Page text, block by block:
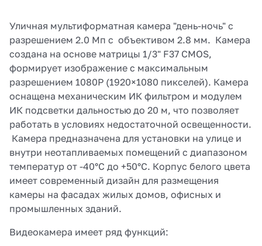
размера архива видеозаписи.
Функции улучшения
изображения при встречной
4 приватные зоны позволяют
при необходимости скрыть от
наблюдения отдельные области
Камера имеет OSD меню для
настройки её параметров при
помощи технологии UTC -
пользователь может менять
настройки видеокамеры при
помощи
видеорегистратора. Выбор
стандарта видео AHD / TVI / CVI
/ CVBS в камере при помощи
специальных
Видеокамера на разном
Уличная мультиформатная камера "день-ночь" с
разрешением 2.0 Мп с объективом 2.8 мм. Камера
создана на основе матрицы 1/3" F37 CMOS,
формирует изображение с максимальным
разрешением 1080P (1920×1080 пикселей). Камера
оснащена механическим ИК фильтром и модулем
ИК подсветки дальностью до 20 м, что позволяет
работать в условиях недостаточной освещенности.
Камера предназначена для установки на улице и
внутри неотапливаемых помещений с диапазоном
температур от -40°С до +50°С. Корпус белого цвета
имеет современный дизайн для размещения
камеры на фасадах жилых домов, офисных и
промышленных зданий.
Видеокамера имеет ряд функций: